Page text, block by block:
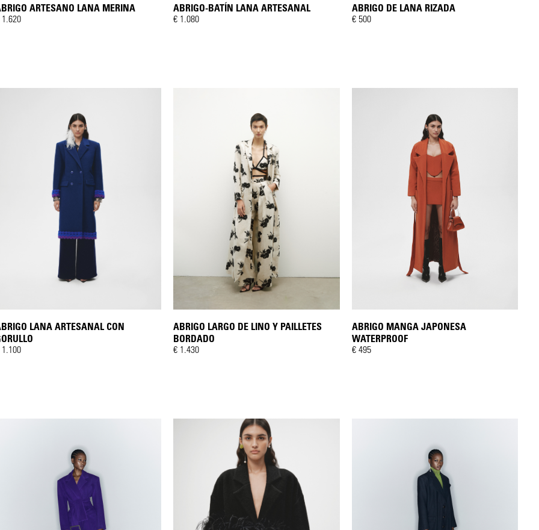
ARTESANO LANA MERINA
1.620
ABRIGO-BATÍN LANA ARTESANAL
€ 1.080
ABRIGO DE LANA RIZADA
€ 500
LANA ARTESANAL CON
1.100
ABRIGO LARGO DE LINO Y PAILLETES
BORDADO
€ 1.430
ABRIGO MANGA JAPONESA
WATERPROOF
€ 495